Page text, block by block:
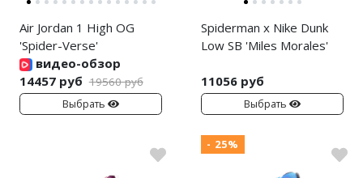
Air Jordan 1 High OG
'Spider-Verse'
видео-обзор
14457 руб 19560 руб
Выбрать
Spiderman x Nike Dunk
Low SB 'Miles Morales'
11056 руб
Выбрать
- 25%